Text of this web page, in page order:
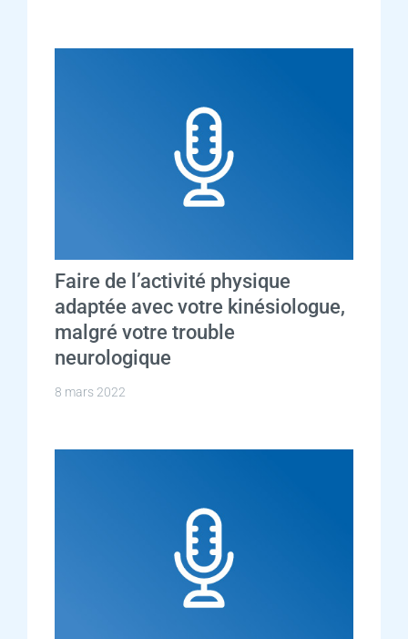
Faire de l’activité physique
adaptée avec votre kinésiologue,
malgré votre trouble
neurologique
8 mars 2022